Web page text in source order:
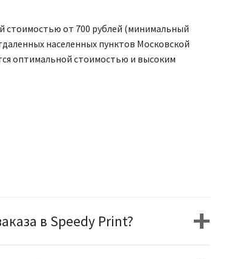
стоимостью от 700 рублей (минимальный
населенных пунктов Московской
оптимальной стоимостью и высоким
в Speedy Print?